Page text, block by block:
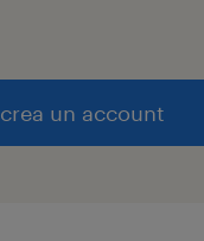
crea un account